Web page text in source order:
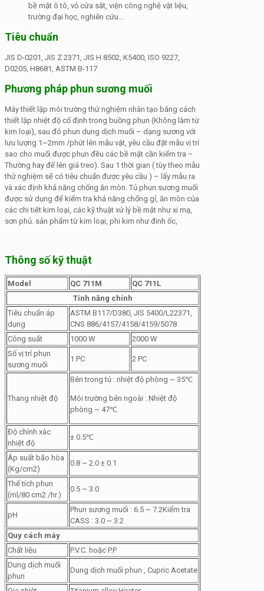
bề mặt ô tô, vỏ cửa sắt, viện công nghệ vật liệu,
trường đại học, nghiên cứu…
Tiêu chuẩn
JIS D-0201, JIS Z 2371, JIS H 8502, K5400, ISO 9227,
D0205, H8681, ASTM B-117
Phương pháp phun sương muối
Máy thiết lập môi trường thử nghiệm nhân tạo bằng cách
thiết lập nhiệt độ cố định trong buồng phun (Không làm từ
kim loại), sau đó phun dung dịch muối – dạng sương với
lưu lượng 1~2mm /phút lên mẫu vật, yêu cầu đặt mẫu vị trí
sao cho muối được phun đều các bề mặt cần kiểm tra –
Thường hay để lên giá treo). Sau 1 thời gian ( tùy theo mẫu
thử nghiệm sẽ có tiêu chuẩn được yêu cầu ) – lấy mẫu ra
và xác định khả năng chống ăn mòn. Tủ phun sương muối
được sử dụng để kiểm tra khả năng chống gỉ, ăn mòn của
các chi tiết kim loại, các kỹ thuật xử lý bề mặt như xi mạ,
sơn phủ. sản phẩm từ kim loại, phi kim như đinh ốc,
Thông số kỹ thuật
Model QC 711M
QC 711L
Tính năng chính
Tiêu chuẩn áp
dụng
ASTM B117/D380, JIS 5400/L22371,
CNS 886/4157/4158/4159/5078
Công suất
1000 W
2000 W
Số vị trí phun
sương muối
1 PC 2 PC
Thang nhiệt độ
Bên trong tủ : nhiệt độ phòng ~ 35℃
Môi trường bên ngoài : Nhiệt độ
phòng ~ 47℃
Độ chính xác
nhiệt độ
± 0.5℃
Áp suất bão hòa
(Kg/cm2)
0.8 ~ 2.0 ± 0.1
Thể tích phun
(ml/80 cm2 /hr.)
0.5 ~ 3.0
pH
Phun sương muối : 6.5 ~ 7.2Kiểm tra
CASS : 3.0 ~ 3.2
Quy cách máy
Chất liệu
P.V.C. hoặc P.P
Dung dịch muối
phun
Dung dịch muối phun , Cupric Acetate